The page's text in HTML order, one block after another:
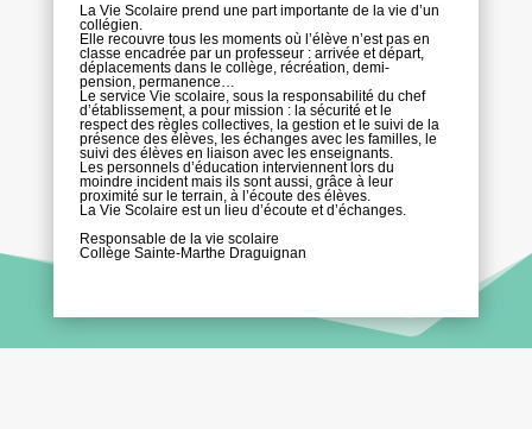
La Vie Scolaire prend une part importante de la vie d’un
collégien.
Elle recouvre tous les moments où l’élève n’est pas en
classe encadrée par un professeur : arrivée et départ,
déplacements dans le collège, récréation, demi-
pension, permanence…
Le service Vie scolaire, sous la responsabilité du chef
d’établissement, a pour mission : la sécurité et le
respect des règles collectives, la gestion et le suivi de la
présence des élèves, les échanges avec les familles, le
suivi des élèves en liaison avec les enseignants.
Les personnels d’éducation interviennent lors du
moindre incident mais ils sont aussi, grâce à leur
proximité sur le terrain, à l’écoute des élèves.
La Vie Scolaire est un lieu d’écoute et d’échanges.
Responsable de la vie scolaire
Collège Sainte-Marthe Draguignan